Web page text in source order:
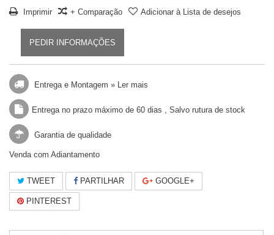
Imprimir + Comparação Adicionar à Lista de desejos
PEDIR INFORMAÇÕES
Entrega e Montagem » Ler mais
Entrega no prazo máximo de 60 dias , Salvo rutura de stock
Garantia de qualidade
Venda com Adiantamento
TWEET PARTILHAR GOOGLE+
PINTEREST